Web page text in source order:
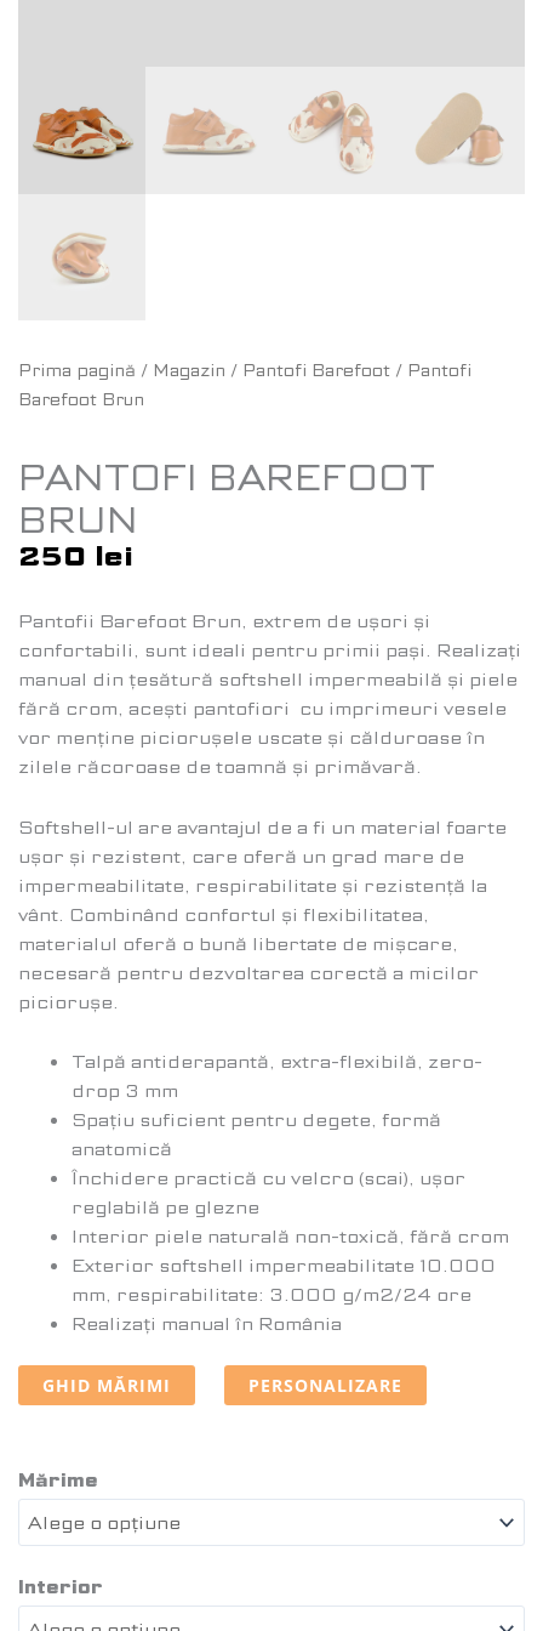
Prima pagină / Magazin / Pantofi Barefoot / Pantofi
Barefoot Brun
PANTOFI BAREFOOT
BRUN
250 lei
Pantofii Barefoot Brun, extrem de ușori și
confortabili, sunt ideali pentru primii pași. Realizați
manual din țesătură softshell impermeabilă și piele
fără crom, acești pantofiori cu imprimeuri vesele
vor menține piciorușele uscate și călduroase în
zilele răcoroase de toamnă și primăvară.
Softshell-ul are avantajul de a fi un material foarte
ușor și rezistent, care oferă un grad mare de
impermeabilitate, respirabilitate și rezistență la
vânt. Combinând confortul și flexibilitatea,
materialul oferă o bună libertate de mișcare,
necesară pentru dezvoltarea corectă a micilor
piciorușe.
Talpă antiderapantă, extra-flexibilă, zero-
drop 3 mm
Spațiu suficient pentru degete, formă
anatomică
Închidere practică cu velcro (scai), ușor
reglabilă pe glezne
Interior piele naturală non-toxică, fără crom
Exterior softshell impermeabilitate 10.000
mm, respirabilitate: 3.000 g/m2/24 ore
Realizați manual în România
GHID MĂRIMI PERSONALIZARE
Mărime
Interior